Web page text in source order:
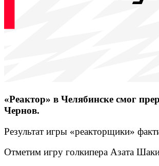
«Реактор» в Челябинске смог
Чернов.
Результат игры «реакторщики»
Отметим игру голкипера Азата